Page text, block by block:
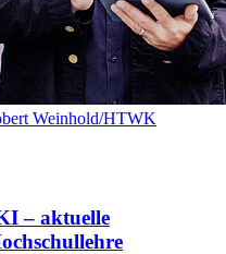
Weinhold/HTWK
– aktuelle